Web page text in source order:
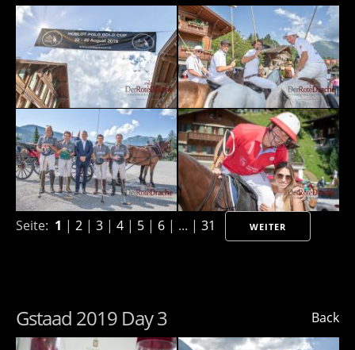
Seite: 1 | 2 | 3 | 4 | 5 | 6 | ... | 31 WEITER
Back
Gstaad 2019 Day 3